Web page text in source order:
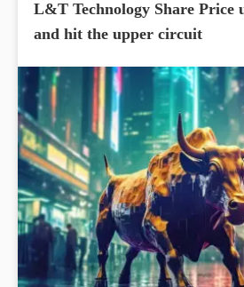
L&T Technology Share Price
and hit the upper circuit